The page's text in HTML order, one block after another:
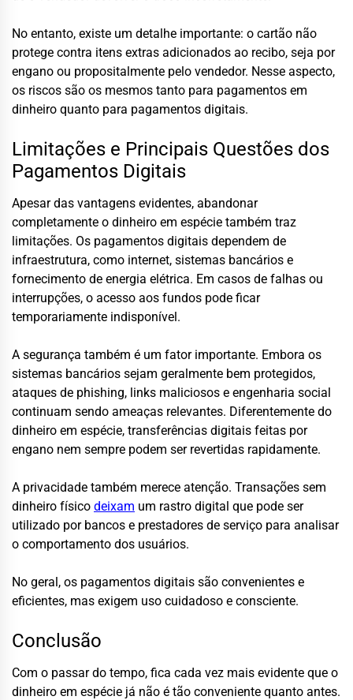
No entanto, existe um detalhe importante: o cartão não
protege contra itens extras adicionados ao recibo, seja por
engano ou propositalmente pelo vendedor. Nesse aspecto,
os riscos são os mesmos tanto para pagamentos em
dinheiro quanto para pagamentos digitais.
Limitações e Principais Questões dos
Pagamentos Digitais
Apesar das vantagens evidentes, abandonar
completamente o dinheiro em espécie também traz
limitações. Os pagamentos digitais dependem de
infraestrutura, como internet, sistemas bancários e
fornecimento de energia elétrica. Em casos de falhas ou
interrupções, o acesso aos fundos pode ficar
temporariamente indisponível.
A segurança também é um fator importante. Embora os
sistemas bancários sejam geralmente bem protegidos,
ataques de phishing, links maliciosos e engenharia social
continuam sendo ameaças relevantes. Diferentemente do
dinheiro em espécie, transferências digitais feitas por
engano nem sempre podem ser revertidas rapidamente.
A privacidade também merece atenção. Transações sem
dinheiro físico deixam um rastro digital que pode ser
utilizado por bancos e prestadores de serviço para analisar
o comportamento dos usuários.
No geral, os pagamentos digitais são convenientes e
eficientes, mas exigem uso cuidadoso e consciente.
Conclusão
Com o passar do tempo, fica cada vez mais evidente que o
dinheiro em espécie já não é tão conveniente quanto antes.